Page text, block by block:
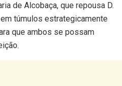
de Alcobaça, que repousa D.
túmulos estrategicamente
que ambos se possam